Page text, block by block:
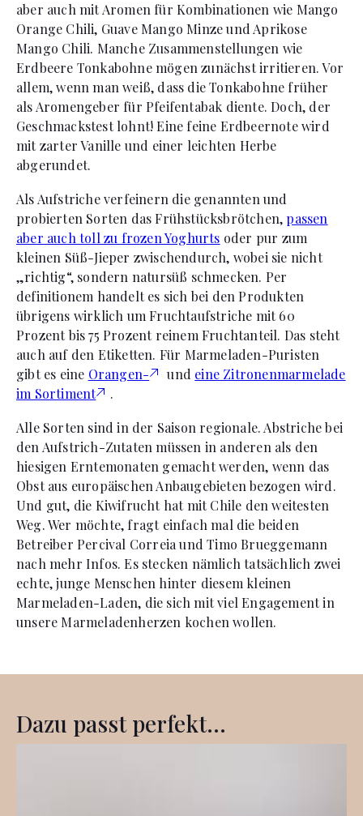
aber auch mit Aromen für Kombinationen wie Mango
Orange Chili, Guave Mango Minze und Aprikose
Mango Chili. Manche Zusammenstellungen wie
Erdbeere Tonkabohne mögen zunächst irritieren. Vor
allem, wenn man weiß, dass die Tonkabohne früher
als Aromengeber für Pfeifentabak diente. Doch, der
Geschmackstest lohnt! Eine feine Erdbeernote wird
mit zarter Vanille und einer leichten Herbe
abgerundet.
Als Aufstriche verfeinern die genannten und
probierten Sorten das Frühstücksbrötchen, passen
aber auch toll zu frozen Yoghurts oder pur zum
kleinen Süß-Jieper zwischendurch, wobei sie nicht
„richtig“, sondern natursüß schmecken. Per
definitionem handelt es sich bei den Produkten
übrigens wirklich um Fruchtaufstriche mit 60
Prozent bis 75 Prozent reinem Fruchtanteil. Das steht
auch auf den Etiketten. Für Marmeladen-Puristen
gibt es eine Orangen- und eine Zitronenmarmelade
im Sortiment
.
Alle Sorten sind in der Saison regionale. Abstriche bei
den Aufstrich-Zutaten müssen in anderen als den
hiesigen Erntemonaten gemacht werden, wenn das
Obst aus europäischen Anbaugebieten bezogen wird.
Und gut, die Kiwifrucht hat mit Chile den weitesten
Weg. Wer möchte, fragt einfach mal die beiden
Betreiber Percival Correia und Timo Brueggemann
nach mehr Infos. Es stecken nämlich tatsächlich zwei
echte, junge Menschen hinter diesem kleinen
Marmeladen-Laden, die sich mit viel Engagement in
unsere Marmeladenherzen kochen wollen.
Dazu passt perfekt...